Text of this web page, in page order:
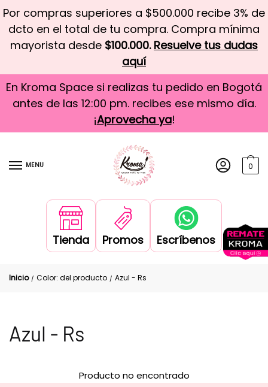
Por compras superiores a $500.000 recibe 3% de
dcto en el total de tu compra. Compra mínima
mayorista desde $100.000. Resuelve tus dudas
aquí
En Kroma Space si realizas tu pedido en Bogotá
antes de las 12:00 pm. recibes ese mismo día.
¡Aprovecha ya!
MENU 0
Tienda Promos Escríbenos
Inicio / Color: del producto / Azul - Rs
Azul - Rs
Producto no encontrado